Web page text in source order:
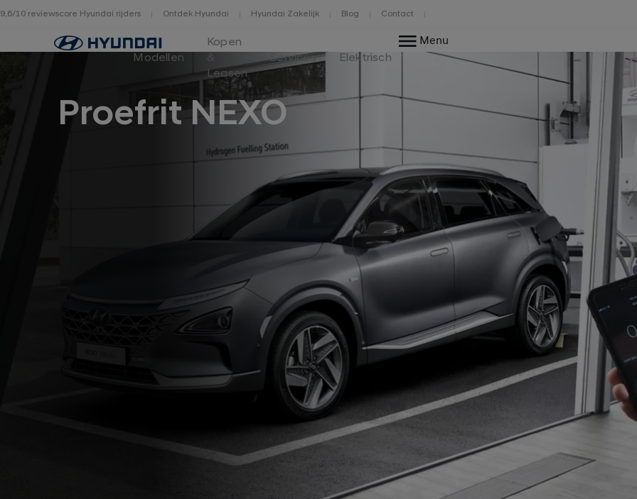
9,6/10 reviewscore Hyundai rijders Ontdek Hyundai Hyundai Zakelijk Blog Contact
Home
Modellen
Kopen
&
Leasen
Services Elektrisch
Menu
Proefrit NEXO